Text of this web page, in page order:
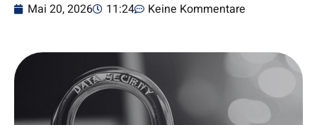
Mai 20, 2026 11:24 Keine Kommentare